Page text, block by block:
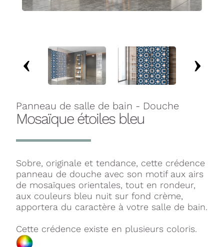
Panneau de salle de bain - Douche
Mosaïque étoiles bleu
Sobre, originale et tendance, cette crédence
panneau de douche avec son motif aux airs
de mosaïques orientales, tout en rondeur,
aux couleurs bleu nuit sur fond crème,
apportera du caractère à votre salle de bain.
Cette crédence existe en plusieurs coloris.